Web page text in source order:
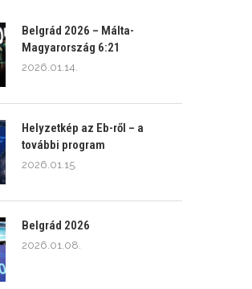
Belgrád 2026 – Málta-
Magyarország 6:21
2026.01.14.
Helyzetkép az Eb-ről – a
további program
2026.01.15.
Belgrád 2026
2026.01.08.